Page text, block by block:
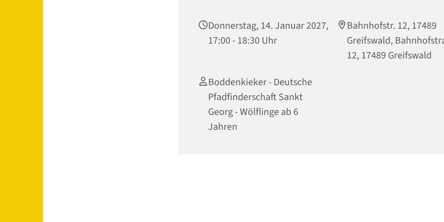
Donnerstag, 14. Januar 2027,
17:00 - 18:30 Uhr
Bahnhofstr. 12, 17489
Greifswald,
12, 17489 Greifswald
Boddenkieker - Deutsche
Pfadfinderschaft Sankt
Georg - Wölflinge ab 6
Jahren